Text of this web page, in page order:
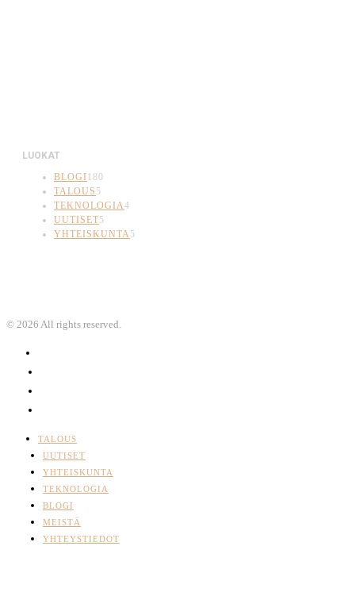
LUOKAT
BLOGI180
TALOUS 5
TEKNOLOGIA4
UUTISET5
YHTEISKUNTA5
© 2026 All rights reserved.
TALOUS
UUTISET
YHTEISKUNTA
TEKNOLOGIA
BLOGI
MEISTÄ
YHTEYSTIEDOT